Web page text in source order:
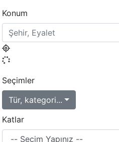
Konum
Seçimler
Tür, kategori...
Katlar